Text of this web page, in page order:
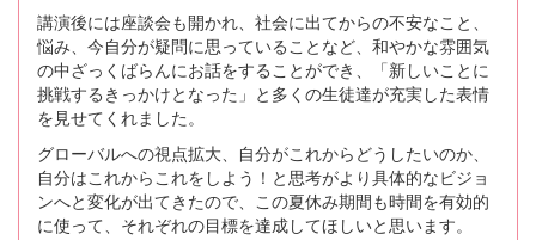
講演後には座談会も開かれ、社会に出てからの不安なこと、
悩み、今自分が疑問に思っていることなど、和やかな雰囲気
の中ざっくばらんにお話をすることができ、「新しいことに
挑戦するきっかけとなった」と多くの生徒達が充実した表情
を見せてくれました。
グローバルへの視点拡大、自分がこれからどうしたいのか、
自分はこれからこれをしよう！と思考がより具体的なビジョ
ンへと変化が出てきたので、この夏休み期間も時間を有効的
に使って、それぞれの目標を達成してほしいと思います。